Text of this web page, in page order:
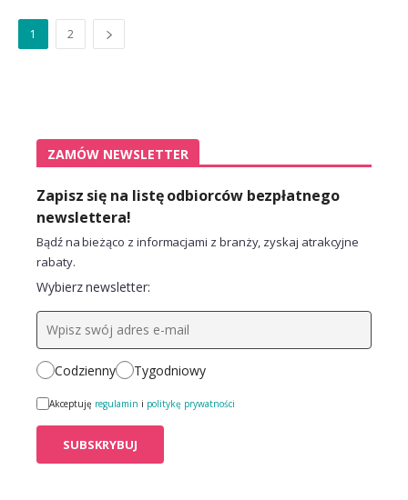
1 2
ZAMÓW NEWSLETTER
Zapisz się na listę odbiorców bezpłatnego
newslettera!
Bądź na bieżąco z informacjami z branży, zyskaj atrakcyjne
rabaty.
Wybierz newsletter:
Codzienny Tygodniowy
Akceptuję regulamin i politykę prywatności